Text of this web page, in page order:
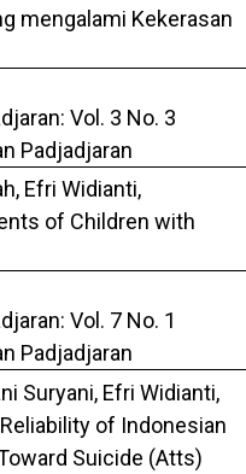
mengalami Kekerasan
Vol. 3 No. 3
Padjadjaran
Efri Widianti,
of Children with
Vol. 7 No. 1
Padjadjaran
Suryani, Efri Widianti,
of Indonesian
Suicide (Atts)